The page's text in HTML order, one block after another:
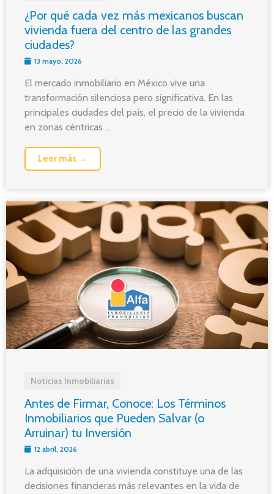
¿Por qué cada vez más mexicanos buscan
vivienda fuera del centro de las grandes
ciudades?
13 mayo, 2026
El mercado inmobiliario en México vive una
transformación silenciosa pero significativa. En las
principales ciudades del país, el precio de la vivienda
en zonas céntricas ...
Leer más →
Noticias Inmobiliarias
Antes de Firmar, Conoce: Los Términos
Inmobiliarios que Pueden Salvar (o
Arruinar) tu Inversión
12 abril, 2026
La adquisición de una vivienda constituye una de las
decisiones financieras más relevantes en la vida de